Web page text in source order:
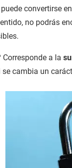
puede convertirse en
no podrás
a la
cambia un